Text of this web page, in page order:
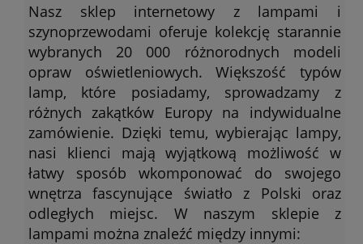
Nasz sklep internetowy z lampami i
szynoprzewodami oferuje kolekcję starannie
wybranych 20 000 różnorodnych modeli
opraw oświetleniowych. Większość typów
lamp, które posiadamy, sprowadzamy z
różnych zakątków Europy na indywidualne
zamówienie. Dzięki temu, wybierając lampy,
nasi klienci mają wyjątkową możliwość w
łatwy sposób wkomponować do swojego
wnętrza fascynujące światło z Polski oraz
odległych miejsc. W naszym sklepie z
lampami można znaleźć między innymi: